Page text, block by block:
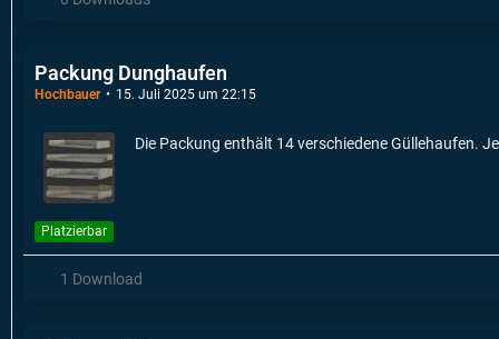
Packung Dunghaufen
Hochbauer 15. Juli 2025 um 22:15
Die Packung enthält 14 verschiedene Güllehaufen.
Platzierbar
1 Download